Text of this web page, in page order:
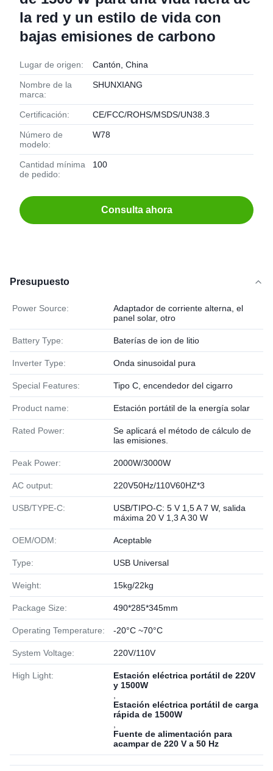
la red y un estilo de vida con
bajas emisiones de carbono
Lugar de origen: Cantón, China
Nombre de la
marca:
SHUNXIANG
Certificación: CE/FCC/ROHS/MSDS/UN38.3
Número de
modelo:
W78
Cantidad mínima
de pedido:
100
Consulta ahora
Presupuesto
Power Source:
Adaptador de corriente alterna, el
panel solar, otro
Battery Type: Baterías de ion de litio
Inverter Type: Onda sinusoidal pura
Special Features: Tipo C, encendedor del cigarro
Product name: Estación portátil de la energía solar
Rated Power:
Se aplicará el método de cálculo de
las emisiones.
Peak Power: 2000W/3000W
AC output: 220V50Hz/110V60HZ*3
USB/TYPE-C:
USB/TIPO-C: 5 V 1,5 A 7 W, salida
máxima 20 V 1,3 A 30 W
OEM/ODM: Aceptable
Type: USB Universal
Weight: 15kg/22kg
Package Size: 490*285*345mm
Operating Temperature: -20°C ~70°C
System Voltage: 220V/110V
High Light:
Estación eléctrica portátil de 220V
y 1500W
Estación eléctrica portátil de carga
rápida de 1500W
Fuente de alimentación para
acampar de 220 V a 50 Hz